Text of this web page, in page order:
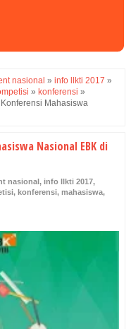
nasional » info llkti 2017 »
» konferensi »
Mahasiswa
Nasional EBK di
nasional, info llkti 2017,
, konferensi, mahasiswa,